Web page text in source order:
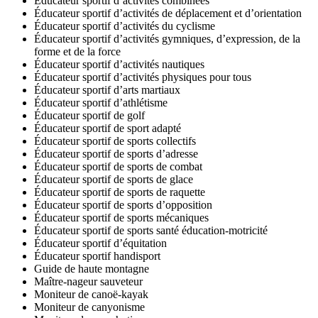
Éducateur sportif d’activités de déplacement et d’orientation
Éducateur sportif d’activités du cyclisme
Éducateur sportif d’activités gymniques, d’expression, de la
forme et de la force
Éducateur sportif d’activités nautiques
Éducateur sportif d’activités physiques pour tous
Éducateur sportif d’arts martiaux
Éducateur sportif d’athlétisme
Éducateur sportif de golf
Éducateur sportif de sport adapté
Éducateur sportif de sports collectifs
Éducateur sportif de sports d’adresse
Éducateur sportif de sports de combat
Éducateur sportif de sports de glace
Éducateur sportif de sports de raquette
Éducateur sportif de sports d’opposition
Éducateur sportif de sports mécaniques
Éducateur sportif de sports santé éducation-motricité
Éducateur sportif d’équitation
Éducateur sportif handisport
Guide de haute montagne
Maître-nageur sauveteur
Moniteur de canoë-kayak
Moniteur de canyonisme